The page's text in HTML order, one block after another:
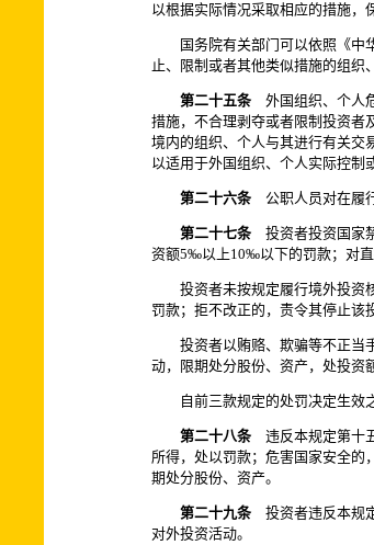
以根据实际情况采取相应的措施，
国务院有关部门可以依照《中
止、限制或者其他类似措施的组织
第二十五条 外国组织、个人
措施，不合理剥夺或者限制投资者
境内的组织、个人与其进行有关交
以适用于外国组织、个人实际控制
第二十六条 公职人员对在履
第二十七条 投资者投资国家
资额5‰以上10‰以下的罚款；对直
投资者未按规定履行境外投资
罚款；拒不改正的，责令其停止
投资者以贿赂、欺骗等不正
动，限期处分股份、资产，处投资
自前三款规定的处罚决定生效
第二十八条 违反本规定第十
所得，处以罚款；危害国家安全的
期处分股份、资产。
第二十九条 投资者违反本规
对外投资活动。